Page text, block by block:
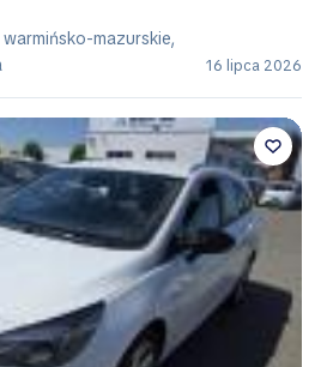
mazurskie,
16 lipca 2026